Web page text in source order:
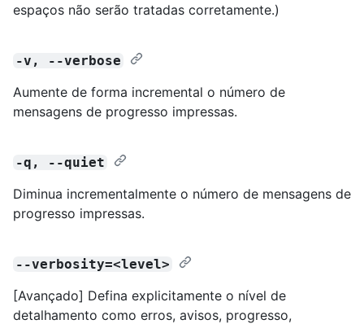
espaços não serão tratadas corretamente.)
-v, --verbose
Aumente de forma incremental o número de
mensagens de progresso impressas.
-q, --quiet
Diminua incrementalmente o número de mensagens de
progresso impressas.
--verbosity=<level>
[Avançado] Defina explicitamente o nível de
detalhamento como erros, avisos, progresso,